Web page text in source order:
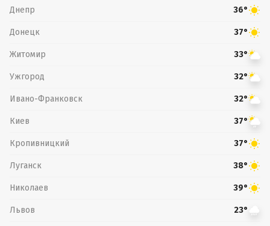
Днепр 36°
Донецк 37°
Житомир 33°
Ужгород 32°
Ивано-Франковск 32°
Киев 37°
Кропивницкий 37°
Луганск 38°
Николаев 39°
Львов 23°